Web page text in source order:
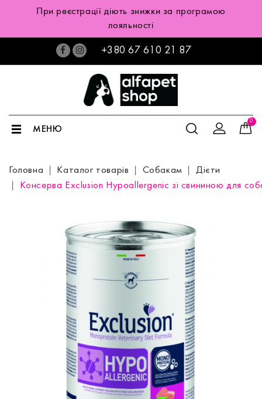
При реєстрації діють знижки за програмою
лояльності
+380 67 610 21 87
0
МЕНЮ
Головна Каталог товарів Собакам
Дієти
Консерва Exclusion Hypoallergenic зі свининою для